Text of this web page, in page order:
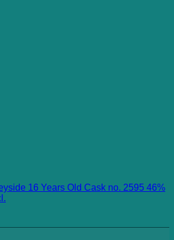
16 Years Old Cask no. 2595 46%